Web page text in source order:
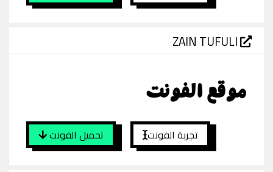
ZAIN TUFULI
تحميل الفونت تجربة الفونت